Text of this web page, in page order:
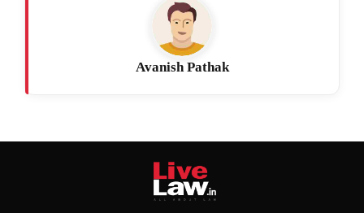
Avanish Pathak